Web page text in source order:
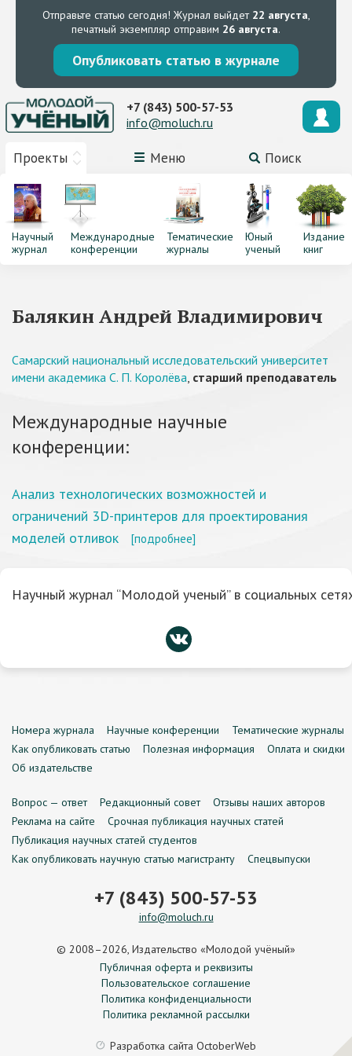
Отправьте статью сегодня! Журнал выйдет 22 августа,
печатный экземпляр отправим 26 августа.
Опубликовать статью в журнале
Проекты Меню Поиск
+7 (843) 500-57-53
info@moluch.ru
Научный
журнал
Международные
конференции
Тематические
журналы
Юный
ученый
Издание
книг
Балякин Андрей Владимирович
Самарский национальный исследовательский университет
имени академика С. П. Королёва, старший преподаватель
Международные научные
конференции:
Анализ технологических возможностей и
ограничений 3D-принтеров для проектирования
моделей отливок
[подробнее]
Научный журнал “Молодой ученый” в социальных
Номера журнала Научные конференции
Тематические журналы
Как опубликовать статью
Полезная информация
Оплата и скидки
Об издательстве
Вопрос — ответ Редакционный совет
Отзывы наших авторов
Реклама на сайте
Срочная публикация научных статей
Публикация научных статей студентов
Как опубликовать научную статью магистранту
Спецвыпуски
+7 (843) 500-57-53
info@moluch.ru
© 2008–2026, Издательство «Молодой учёный»
Публичная оферта и реквизиты
Пользовательское соглашение
Политика конфиденциальности
Политика рекламной рассылки
Разработка сайта OctoberWeb